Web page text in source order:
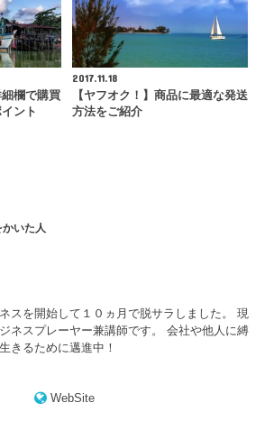
細欄で購買
ント
2017.11.18
【ヤフオク！】商品に最適な発送
方法をご紹介
いた人
スを開始して１０ヵ月で脱サラしました。 現
ネスプレーヤー兼講師です。 会社や他人に縛
きるために邁進中！
WebSite